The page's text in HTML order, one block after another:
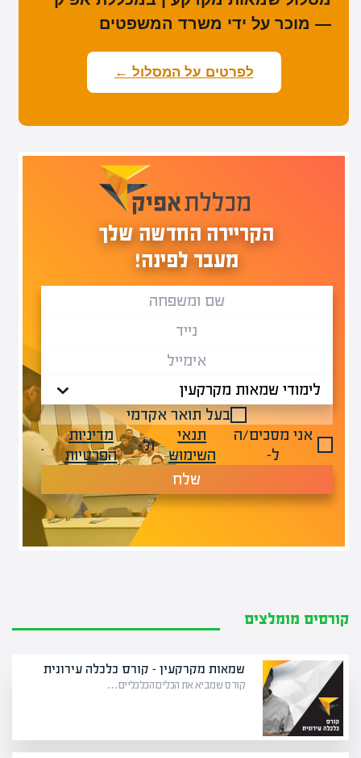
— מוכר על ידי משרד המשפטים
לפרטים על המסלול ←
הקריירה החדשה שלך
מעבר לפינה!
בעל תואר אקדמי
אני מסכים/ה
ל-
תנאי
השימוש
ול-
מדיניות
הפרטיות
.
שלח
קורסים מומלצים
שמאות מקרקעין – קורס כלכלה עירונית
קורס שמביא את הכלים הכלכליים…